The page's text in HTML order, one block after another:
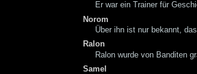
Er war ein Trainer für
Norom
Über ihn ist nur bekannt,
Ralon
Ralon wurde von Banditen
Samel